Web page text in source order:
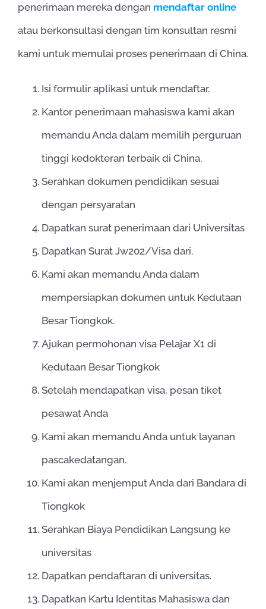
penerimaan mereka dengan mendaftar online
atau berkonsultasi dengan tim konsultan resmi
kami untuk memulai proses penerimaan di China.
Isi formulir aplikasi untuk mendaftar.
Kantor penerimaan mahasiswa kami akan
memandu Anda dalam memilih perguruan
tinggi kedokteran terbaik di China.
Serahkan dokumen pendidikan sesuai
dengan persyaratan
Dapatkan surat penerimaan dari Universitas
Dapatkan Surat Jw202/Visa dari.
Kami akan memandu Anda dalam
mempersiapkan dokumen untuk Kedutaan
Besar Tiongkok.
Ajukan permohonan visa Pelajar X1 di
Kedutaan Besar Tiongkok
Setelah mendapatkan visa, pesan tiket
pesawat Anda
Kami akan memandu Anda untuk layanan
pascakedatangan.
Kami akan menjemput Anda dari Bandara di
Tiongkok
Serahkan Biaya Pendidikan Langsung ke
universitas
Dapatkan pendaftaran di universitas.
Dapatkan Kartu Identitas Mahasiswa dan